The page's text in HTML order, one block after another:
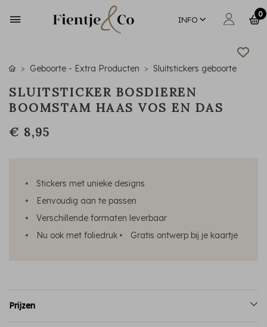
INFO
0
Geboorte - Extra Producten Sluitstickers geboorte
SLUITSTICKER BOSDIEREN
BOOMSTAM HAAS VOS EN DAS
€ 8,95
Stickers met unieke designs
Eenvoudig aan te passen
Verschillende formaten leverbaar
Nu ook met foliedruk
Gratis ontwerp bij je kaartje
Prijzen